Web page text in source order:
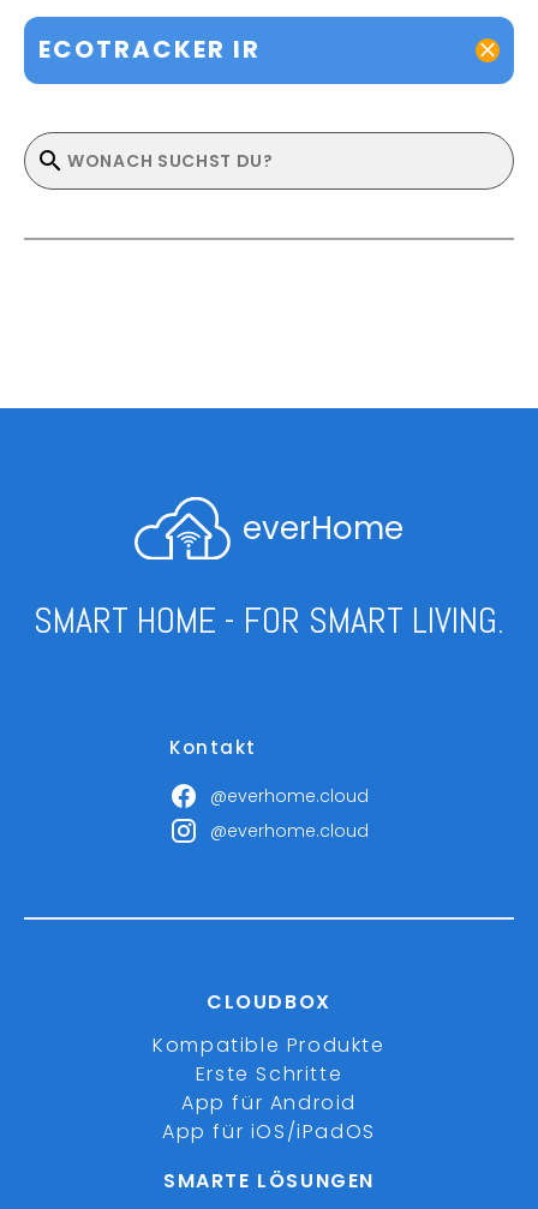
ECOTRACKER IR
everHome
SMART HOME - FOR SMART LIVING.
Kontakt
@everhome.cloud
@everhome.cloud
CLOUDBOX
Kompatible Produkte
Erste Schritte
App für Android
App für iOS/iPadOS
SMARTE LÖSUNGEN